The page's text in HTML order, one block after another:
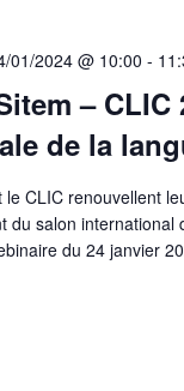
–
de la
01/2024 @ 10:00 -
le CLIC renouvellent
du salon
du 24 janvier